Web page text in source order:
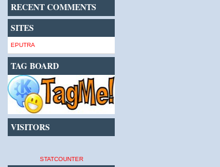
RECENT COMMENTS
SITES
EPUTRA
TAG BOARD
VISITORS
STATCOUNTER